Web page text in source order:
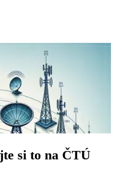
si to na ČTÚ